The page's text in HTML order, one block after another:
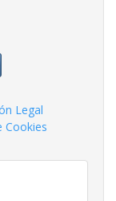
Legal
Cookies